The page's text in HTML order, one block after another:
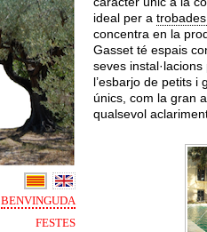
BENVINGUDA
FESTES
ideal per a
concentra en la
Gasset té espais
seves
l’esbarjo de petits i
únics, com la gran
qualsevol